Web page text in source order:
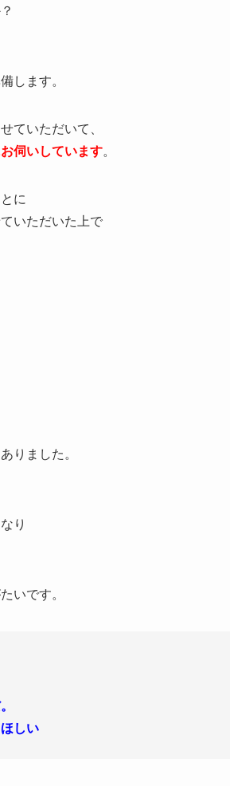
します。
ていただいて、
伺いしています。
に
いただいた上で
りました。
り
いです。
しい